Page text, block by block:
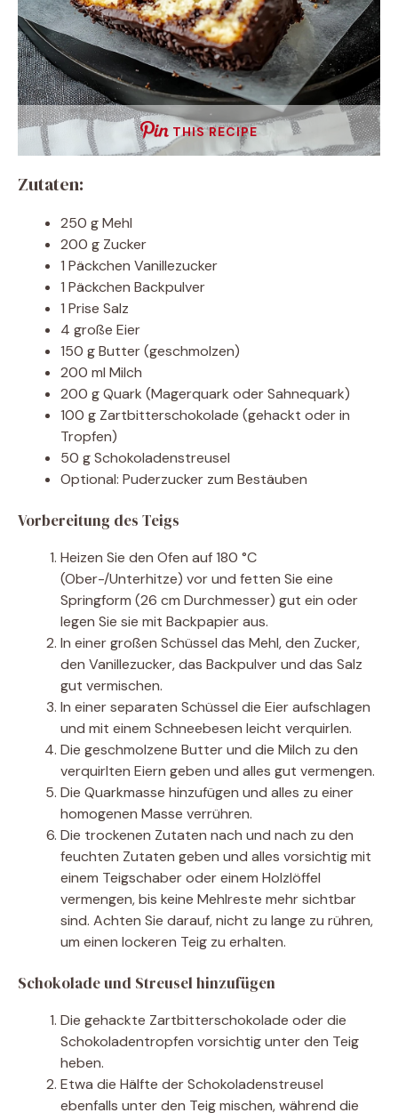
THIS RECIPE
Zutaten:
250 g Mehl
200 g Zucker
1 Päckchen Vanillezucker
1 Päckchen Backpulver
1 Prise Salz
4 große Eier
150 g Butter (geschmolzen)
200 ml Milch
200 g Quark (Magerquark oder Sahnequark)
100 g Zartbitterschokolade (gehackt oder in
Tropfen)
50 g Schokoladenstreusel
Optional: Puderzucker zum Bestäuben
Vorbereitung des Teigs
Heizen Sie den Ofen auf 180 °C
(Ober-/Unterhitze) vor und fetten Sie eine
Springform (26 cm Durchmesser) gut ein oder
legen Sie sie mit Backpapier aus.
In einer großen Schüssel das Mehl, den Zucker,
den Vanillezucker, das Backpulver und das Salz
gut vermischen.
In einer separaten Schüssel die Eier aufschlagen
und mit einem Schneebesen leicht verquirlen.
Die geschmolzene Butter und die Milch zu den
verquirlten Eiern geben und alles gut vermengen.
Die Quarkmasse hinzufügen und alles zu einer
homogenen Masse verrühren.
Die trockenen Zutaten nach und nach zu den
feuchten Zutaten geben und alles vorsichtig mit
einem Teigschaber oder einem Holzlöffel
vermengen, bis keine Mehlreste mehr sichtbar
sind. Achten Sie darauf, nicht zu lange zu rühren,
um einen lockeren Teig zu erhalten.
Schokolade und Streusel hinzufügen
Die gehackte Zartbitterschokolade oder die
Schokoladentropfen vorsichtig unter den Teig
heben.
Etwa die Hälfte der Schokoladenstreusel
ebenfalls unter den Teig mischen, während die